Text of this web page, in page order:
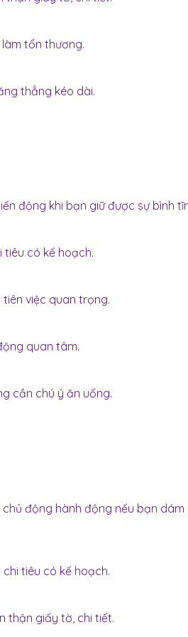
tổn thương.
thẳng kéo dài.
động khi bạn giữ được sự bình
tiêu có kế hoạch.
việc quan trọng.
quan tâm.
cần chú ý ăn uống.
động hành động nếu bạn dám
tiêu có kế hoạch.
thận giấy tờ, chi tiết.